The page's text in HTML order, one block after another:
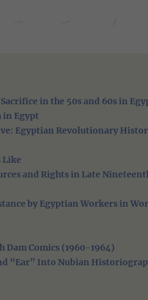
in the 50s and 60s in
Egypt
Egyptian Revolutionary
Like
and Rights in Late
by Egyptian Workers in
Comics (1960-1964)
“Ear” Into Nubian